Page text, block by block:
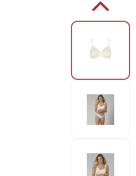
Zur Produktbeschreibung springen